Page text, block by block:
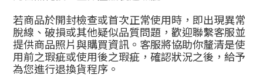
若商品於開封檢查或首次正常使用時，即出現異常
脫線、破損或其他疑似品質問題，歡迎聯繫客服並
提供商品照片與購買資訊。客服將協助你釐清是使
用前之瑕疵或使用後之瑕疵，確認狀況之後，給予
為您進行退換貨程序。